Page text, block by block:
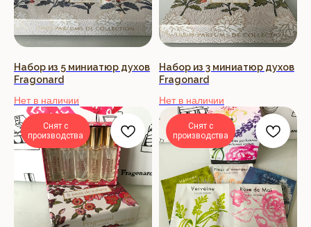
Набор из 5 миниатюр духов
Fragonard
Нет в наличии
Набор из 3 миниатюр духов
Fragonard
Нет в наличии
Снят с
производства
Снят с
производства